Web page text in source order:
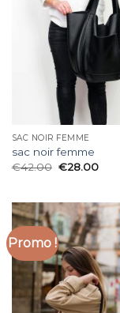
SAC NOIR FEMME
sac noir femme
€42.00 €28.00
Promo !